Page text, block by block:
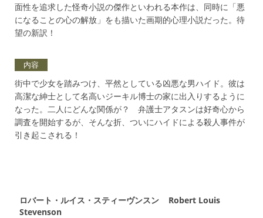
面性を追求した怪奇小説の傑作といわれる本作は、同時に「悪
になることの心の解放」をも描いた画期的心理小説だった。待
望の新訳！
内容
街中で少女を踏みつけ、平然としている凶悪な男ハイド。彼は
高潔な紳士として名高いジーキル博士の家に出入りするように
なった。二人にどんな関係が？ 弁護士アタスンは好奇心から
調査を開始するが、そんな折、ついにハイドによる殺人事件が
引き起こされる！
ロバート・ルイス・スティーヴンスン Robert Louis
Stevenson